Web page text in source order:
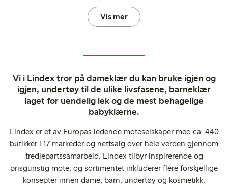
Vis mer
Vi i Lindex tror på dameklær du kan bruke igjen og
igjen, undertøy til de ulike livsfasene, barneklær
laget for uendelig lek og de mest behagelige
babyklærne.
Lindex er et av Europas ledende moteselskaper med ca. 440
butikker i 17 markeder og nettsalg over hele verden gjennom
tredjepartssamarbeid. Lindex tilbyr inspirerende og
prisgunstig mote, og sortimentet inkluderer flere forskjellige
konsepter innen dame, barn, undertøy og kosmetikk.